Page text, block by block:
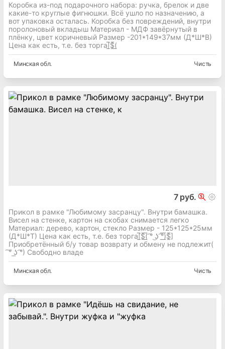
Коробка из-под подарочного набора: ручка, брелок и две
какие-то круглые фигнюшки. Всё ушло по назначению, а
вот упаковка осталась. Коробка без повреждений, внутри
поролоновый вкладыш Материал - МДФ завёрнутый в
плёнку, цвет коричневый Размер -201*149*37мм (Д*Ш*В)
Цена как есть, т.е. без торга[̲̅$̲̅(̲
Минская обл. Чисть
7 руб.
Прикол в рамке "Любимому засранцу". Внутри бамашка.
Висел на стенке, картон на скобах снимается легко
Материал: дерево, картон, стекло Размер - 125*125*25мм
(Д*Ш*Т) Цена как есть, т.е. без торга[̲̅$̲̅(̲̅ ͡° ͜ʖ ͡°̲̅)̲̅$̲̅]
Приобретённый б/у товар возврату и обмену не подлежит(
͠° ͟ʖ ͡°) Свободно владе
Минская обл. Чисть